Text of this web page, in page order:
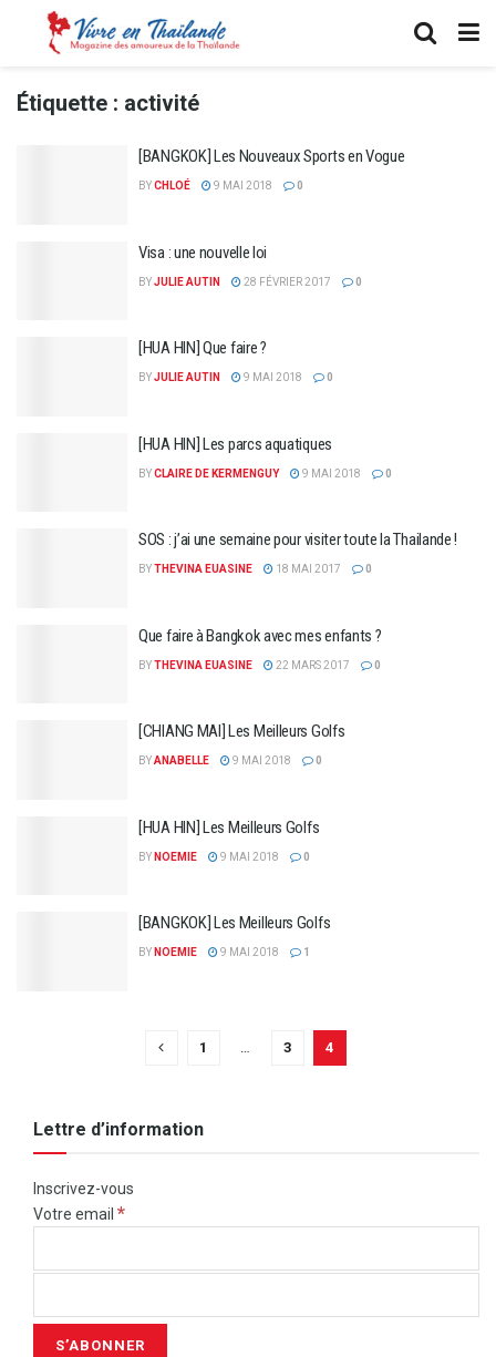
Étiquette : activité
[BANGKOK] Les Nouveaux Sports en Vogue
BYCHLOÉ 9 MAI 2018 0
Visa : une nouvelle loi
BYJULIE AUTIN 28 FÉVRIER 2017 0
[HUA HIN] Que faire ?
BYJULIE AUTIN 9 MAI 2018 0
[HUA HIN] Les parcs aquatiques
BYCLAIRE DE KERMENGUY 9 MAI 2018 0
SOS : j’ai une semaine pour visiter toute la Thailande !
BYTHEVINA EUASINE 18 MAI 2017 0
Que faire à Bangkok avec mes enfants ?
BYTHEVINA EUASINE 22 MARS 2017 0
[CHIANG MAI] Les Meilleurs Golfs
BYANABELLE 9 MAI 2018 0
[HUA HIN] Les Meilleurs Golfs
BY NOEMIE 9 MAI 2018 0
[BANGKOK] Les Meilleurs Golfs
BY NOEMIE 9 MAI 2018 1
1 3 4
Lettre d’information
Inscrivez-vous
Votre email *